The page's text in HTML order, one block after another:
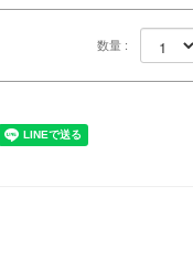
数量 :